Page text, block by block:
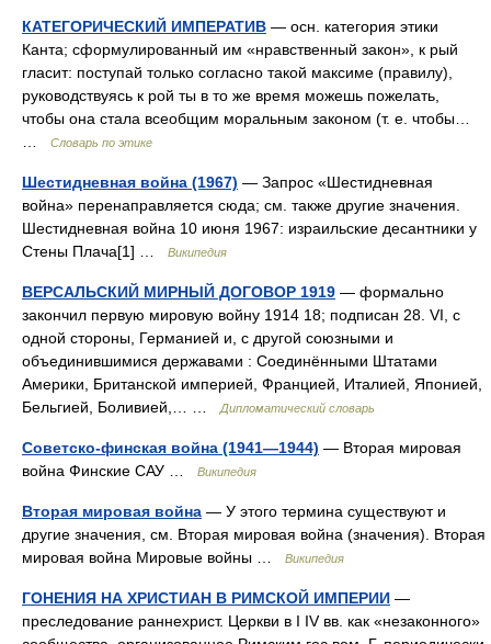
КАТЕГОРИЧЕСКИЙ ИМПЕРАТИВ — осн. категория этики
Канта; сформулированный им «нравственный закон», к рый
гласит: поступай только согласно такой максиме (правилу),
руководствуясь к рой ты в то же время можешь пожелать,
чтобы она стала всеобщим моральным законом (т. е. чтобы…
Словарь по этике
Шестидневная война (1967) — Запрос «Шестидневная
война» перенаправляется сюда; см. также другие значения.
Шестидневная война 10 июня 1967: израильские десантники у
Стены Плача[1] …
Википедия
ВЕРСАЛЬСКИЙ МИРНЫЙ ДОГОВОР 1919 — формально
закончил первую мировую войну 1914 18; подписан 28. VI, с
одной стороны, Германией и, с другой союзными и
объединившимися державами : Соединёнными Штатами
Америки, Британской империей, Францией, Италией, Японией,
Бельгией, Боливией,… …
Дипломатический словарь
Советско-финская война (1941—1944) — Вторая мировая
война Финские САУ …
Википедия
Вторая мировая война — У этого термина существуют и
другие значения, см. Вторая мировая война (значения). Вторая
мировая война Мировые войны …
Википедия
ГОНЕНИЯ НА ХРИСТИАН В РИМСКОЙ ИМПЕРИИ —
преследование раннехрист. Церкви в I IV вв. как «незаконного»